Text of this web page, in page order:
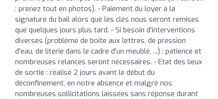
: prenez tout en photos). - Paiement du loyer à la
signature du bail alors que les clés nous seront remises
que quelques jours plus tard. - Si besoin d'interventions
diverses (problème de boîte aux lettres, de pression
d'eau, de literie dans le cadre d'un meublé, ...) : patience et
nombreuses relances seront nécessaires. - Etat des lieux
de sortie : réalisé 2 jours avant le début du
déconfinement, en notre absence et malgré nos
nombreuses sollicitations laissées sans réponse durant